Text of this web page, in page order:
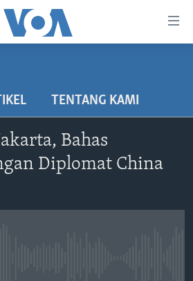
TENTANG KAMI
Bahas
Diplomat China